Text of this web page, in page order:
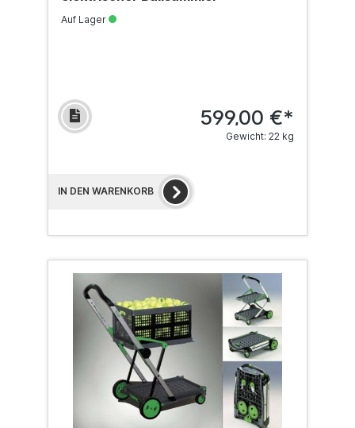
Auf Lager
599,00 €*
Gewicht: 22 kg
IN DEN WARENKORB